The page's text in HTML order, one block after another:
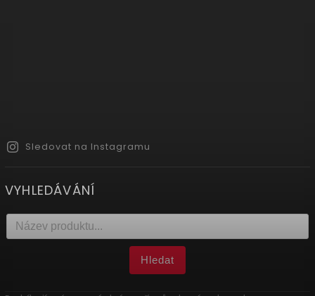
Sledovat na Instagramu
VYHLEDÁVÁNÍ
Hledat